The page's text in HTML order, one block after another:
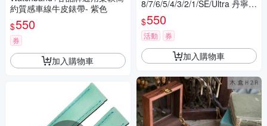
約質感車線牛皮錶帶- 紫色
$550
券
加入購物車
8/7/6/5/4/3/2/1/SE/Ultra 丹寧牛
仔拼接金屬鏈帶
$550
活動 券
加入購物車